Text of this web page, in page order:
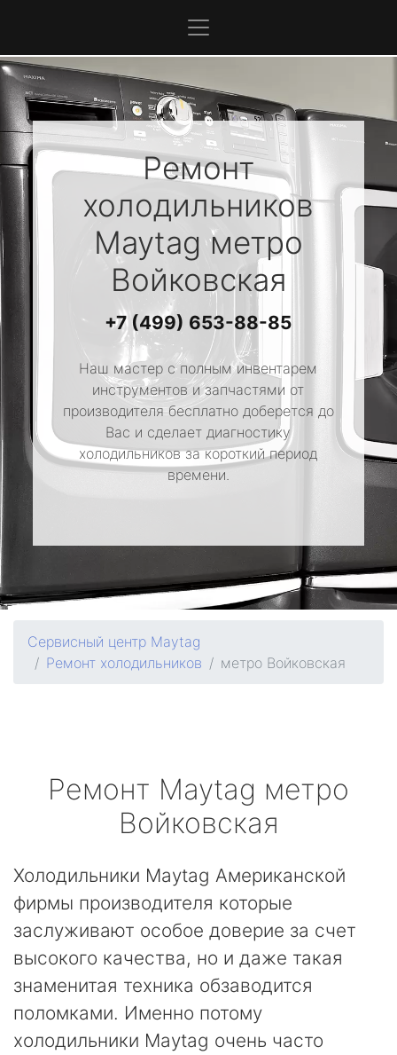
Ремонт
холодильников
Maytagметро
Войковская
+7 (499) 653-88-85
Наш мастер с полным инвентарем
инструментов и запчастями от
производителя бесплатно доберется до
Вас и сделает диагностику
холодильников за короткий период
времени.
Сервисный центр Maytag
Ремонт холодильников
метро Войковская
Ремонт Maytag метро
Войковская
Холодильники Maytag Американской
фирмы производителя которые
заслуживают особое доверие за счет
высокого качества, но и даже такая
знаменитая техника обзаводится
поломками. Именно потому
холодильники Maytag очень часто